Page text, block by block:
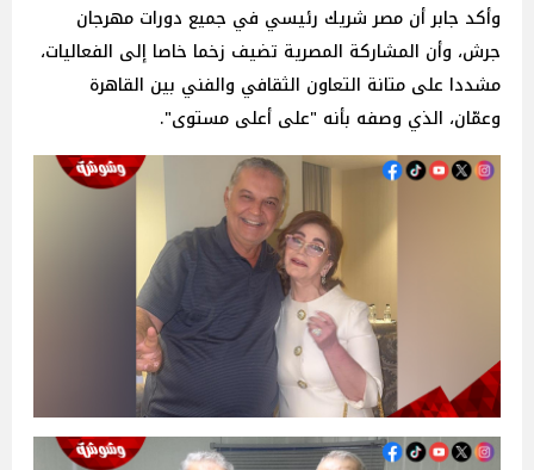
وأكد جابر أن مصر شريك رئيسي في جميع دورات مهرجان
جرش، وأن المشاركة المصرية تضيف زخما خاصا إلى الفعاليات،
مشددا على متانة التعاون الثقافي والفني بين القاهرة
وعمّان، الذي وصفه بأنه "على أعلى مستوى".